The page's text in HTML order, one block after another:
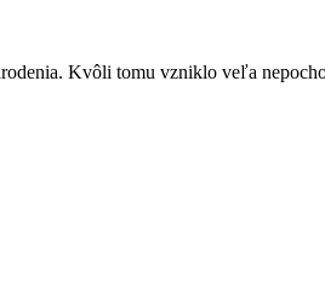
Kvôli tomu vzniklo veľa